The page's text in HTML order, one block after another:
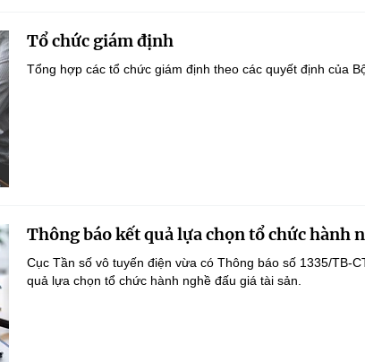
Tổ chức giám định
Tổng hợp các tổ chức giám định theo các quyết định của
Thông báo kết quả lựa chọn tổ chức hành
Cục Tần số vô tuyến điện vừa có Thông báo số 1335/TB-
quả lựa chọn tổ chức hành nghề đấu giá tài sản.